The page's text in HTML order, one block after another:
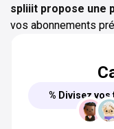
spliiit propose une
vos abonnements
% Divisez vos